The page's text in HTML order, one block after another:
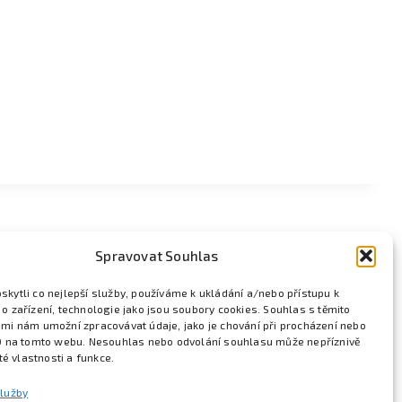
Spravovat Souhlas
co nejlepší služby, používáme k ukládání a/nebo přístupu k
zařízení, technologie jako jsou soubory cookies. Souhlas s těmito
nám umožní zpracovávat údaje, jako je chování při procházení nebo
na tomto webu. Nesouhlas nebo odvolání souhlasu může nepříznivě
vlastnosti a funkce.